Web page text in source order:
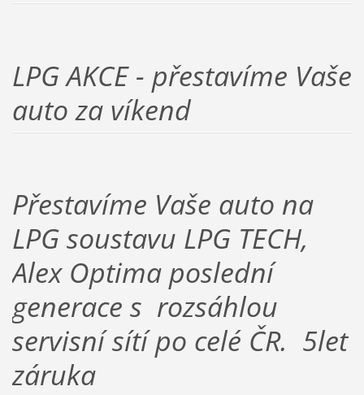
LPG AKCE - přestavíme Vaše
auto za víkend
Přestavíme Vaše auto na
LPG soustavu LPG TECH,
Alex Optima poslední
generace s rozsáhlou
servisní sítí po celé ČR. 5let
záruka